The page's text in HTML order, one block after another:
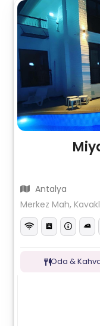
Antalya
Merkez Mah,
Oda &